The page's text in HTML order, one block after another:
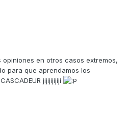
en otros casos extremos,
para que aprendamos los
jijijijijiji